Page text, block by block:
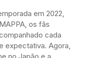
em 2022,
os fãs
cada
expectativa. Agora,